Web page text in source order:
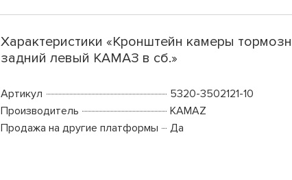
Характеристики «Кронштейн камеры
задний левый КАМАЗ в сб.»
Артикул
5320-3502121-10
Производитель
KAMAZ
Продажа на другие платформы
Да